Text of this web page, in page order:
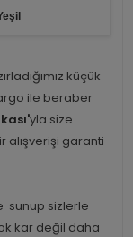
küçük
ile beraber
yla size
alışverişi garanti
sunup sizlerle
kar değil daha